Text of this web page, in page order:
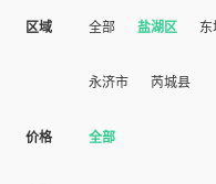
区域 全部 盐湖区 东
永济市 芮城县
价格 全部